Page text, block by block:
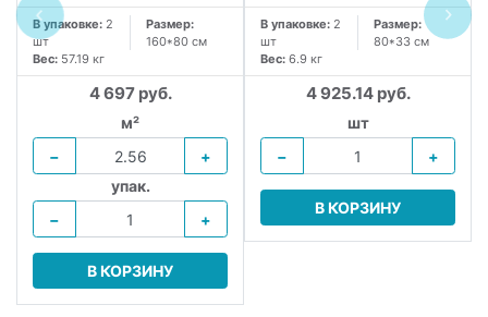
В упаковке: 2
шт
Размер:
160*80 см
Вес: 57.19 кг
4 697 руб.
м²
−
+
упак.
−
+
В КОРЗИНУ
В упаковке: 2
шт
Размер:
80*33 см
Вес: 6.9 кг
4 925.14 руб.
шт
−
+
В КОРЗИНУ